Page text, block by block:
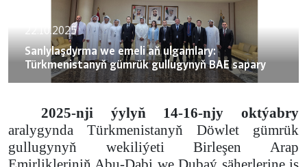
22.10.2025
Sanlylaşdyrma we emeli aň ulgamlary:
Türkmenistanyň gümrük gullugynyň BAE sapary
2025-nji ýylyň 14-16-njy oktýabry
aralygynda Türkmenistanyň Döwlet gümrük
gullugynyň wekiliýeti Birleşen Arap